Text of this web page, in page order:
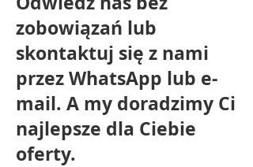
zobowiązań lub
skontaktuj się z nami
przez WhatsApp lub e-
mail. A my doradzimy Ci
najlepsze dla Ciebie
oferty.